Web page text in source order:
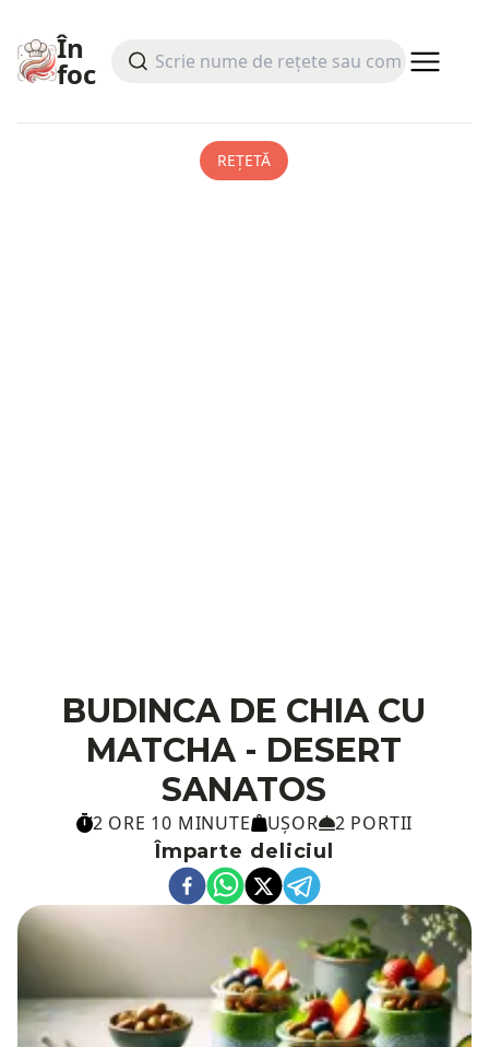
În
foc
REȚETĂ
BUDINCA DE CHIA CU
MATCHA - DESERT
SANATOS
2 ORE 10 MINUTE UȘOR
2 PORTII
Împarte deliciul